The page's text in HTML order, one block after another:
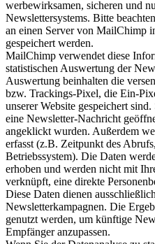
werbewirksamen, sicheren und
Newslettersystems. Bitte
an einen Server von MailChimp
gespeichert werden.
MailChimp verwendet diese
statistischen Auswertung der
Auswertung beinhalten die
bzw. Trackings-Pixel, die Ein-
unserer Website gespeichert
eine Newsletter-Nachricht
angeklickt wurden. Außerdem
erfasst (z.B. Zeitpunkt des
Betriebssystem). Die Daten
erhoben und werden nicht mit
verknüpft, eine direkte
Diese Daten dienen
Newsletterkampagnen. Die
genutzt werden, um künftige
Empfänger anzupassen.